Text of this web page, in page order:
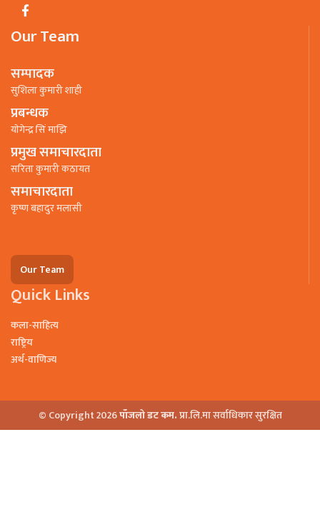
Our Team
सम्पादक
सुशिला कुमारी शाही
प्रबन्धक
याेगेन्द्र सिं माझि
प्रमुख समाचारदाता
सरिता कुमारी कठायत
समाचारदाता
कृष्ण बहादुर मलासी
Our Team
Quick Links
कला-साहित्य
राष्ट्रिय
अर्थ-वाणिज्य
© Copyright 2026पाँजलो डट कम.प्रा.लि.मा सर्वाधिकार सुरक्षित